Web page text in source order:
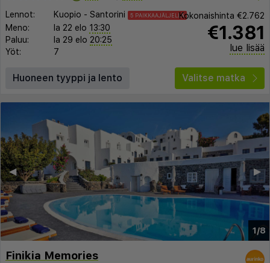
Lennot: Kuopio - Santorini 5 PAIKKAAJÄLJELLÄ
Meno: la 22 elo 13:30
Paluu:
la 29 elo 20:25
Yöt:
7
Kokonaishinta €2.762
€1.381
lue lisää
Huoneen tyyppi ja lento Valitse matka
1/8
▶︎
◀︎
Finikia Memories